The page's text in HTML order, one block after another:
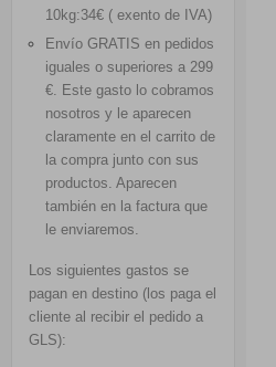
10kg:34€ ( exento de IVA)
Envío GRATIS en pedidos
iguales o superiores a 299
€. Este gasto lo cobramos
nosotros y le aparecen
claramente en el carrito de
la compra junto con sus
productos. Aparecen
también en la factura que
le enviaremos.
Los siguientes gastos se
pagan en destino (los paga el
cliente al recibir el pedido a
GLS):